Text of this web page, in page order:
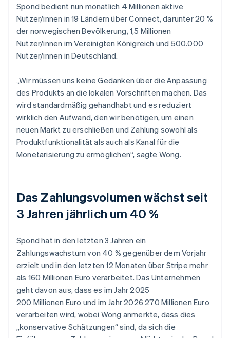
Spond bedient nun monatlich 4 Millionen aktive
Nutzer/innen in 19 Ländern über Connect, darunter 20 %
der norwegischen Bevölkerung, 1,5 Millionen
Nutzer/innen im Vereinigten Königreich und 500.000
Nutzer/innen in Deutschland.
„Wir müssen uns keine Gedanken über die Anpassung
des Produkts an die lokalen Vorschriften machen. Das
wird standardmäßig gehandhabt und es reduziert
wirklich den Aufwand, den wir benötigen, um einen
neuen Markt zu erschließen und Zahlung sowohl als
Produktfunktionalität als auch als Kanal für die
Monetarisierung zu ermöglichen“, sagte Wong.
Das Zahlungsvolumen wächst seit
3 Jahren jährlich um 40 %
Spond hat in den letzten 3 Jahren ein
Zahlungswachstum von 40 % gegenüber dem Vorjahr
erzielt und in den letzten 12 Monaten über Stripe mehr
als 160 Millionen Euro verarbeitet. Das Unternehmen
geht davon aus, dass es im Jahr 2025
200 Millionen Euro und im Jahr 2026 270 Millionen Euro
verarbeiten wird, wobei Wong anmerkte, dass dies
„konservative Schätzungen“ sind, da sich die